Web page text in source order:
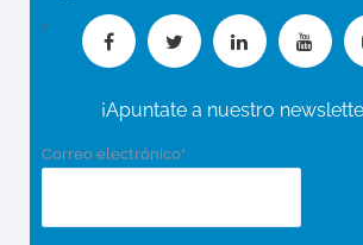
¡Apuntate a nuestro
Correo electrónico*